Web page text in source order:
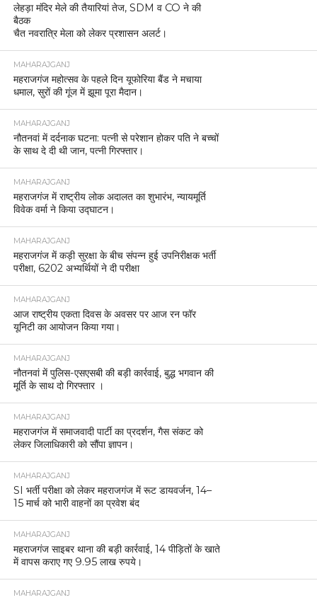
लेहड़ा मंदिर मेले की तैयारियां तेज, SDM व CO ने की
बैठक
चैत नवरात्रि मेला को लेकर प्रशासन अलर्ट।
MAHARAJGANJ
महराजगंज महोत्सव के पहले दिन यूफोरिया बैंड ने मचाया
धमाल, सुरों की गूंज में झूमा पूरा मैदान।
MAHARAJGANJ
नौतनवां में दर्दनाक घटना: पत्नी से परेशान होकर पति ने बच्चों
के साथ दे दी थी जान, पत्नी गिरफ्तार।
MAHARAJGANJ
महराजगंज में राष्ट्रीय लोक अदालत का शुभारंभ, न्यायमूर्ति
विवेक वर्मा ने किया उद्घाटन।
MAHARAJGANJ
महराजगंज में कड़ी सुरक्षा के बीच संपन्न हुई उपनिरीक्षक भर्ती
परीक्षा, 6202 अभ्यर्थियों ने दी परीक्षा
MAHARAJGANJ
आज राष्ट्रीय एकता दिवस के अवसर पर आज रन फॉर
यूनिटी का आयोजन किया गया।
MAHARAJGANJ
नौतनवां में पुलिस-एसएसबी की बड़ी कार्रवाई, बुद्ध भगवान की
मूर्ति के साथ दो गिरफ्तार ।
MAHARAJGANJ
महराजगंज में समाजवादी पार्टी का प्रदर्शन, गैस संकट को
लेकर जिलाधिकारी को सौंपा ज्ञापन।
MAHARAJGANJ
SI भर्ती परीक्षा को लेकर महराजगंज में रूट डायवर्जन, 14–
15 मार्च को भारी वाहनों का प्रवेश बंद
MAHARAJGANJ
महराजगंज साइबर थाना की बड़ी कार्रवाई, 14 पीड़ितों के खाते
में वापस कराए गए 9.95 लाख रुपये।
MAHARAJGANJ